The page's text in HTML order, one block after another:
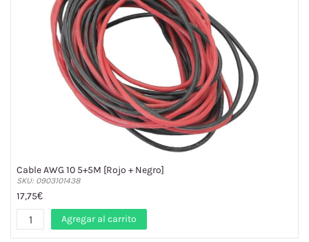
Cable AWG 10 5+5M [Rojo + Negro]
SKU: 0903101438
17,75€
Agregar al carrito